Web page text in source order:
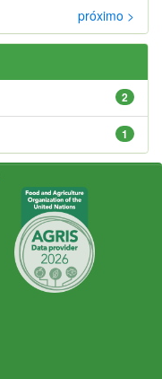
próximo >
2
1